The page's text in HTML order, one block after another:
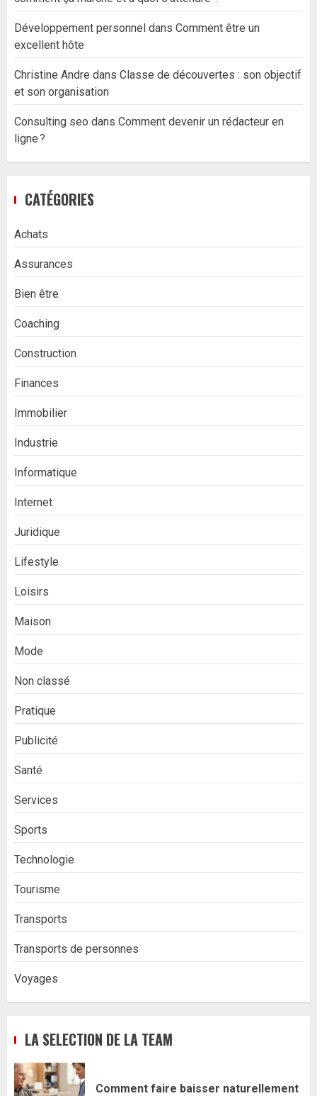
Développement personnel dans Comment être un
excellent hôte
Christine Andre dans Classe de découvertes : son objectif
et son organisation
Consulting seo dans Comment devenir un rédacteur en
ligne ?
CATÉGORIES
Achats
Assurances
Bien être
Coaching
Construction
Finances
Immobilier
Industrie
Informatique
Internet
Juridique
Lifestyle
Loisirs
Maison
Mode
Non classé
Pratique
Publicité
Santé
Services
Sports
Technologie
Tourisme
Transports
Transports de personnes
Voyages
LA SELECTION DE LA TEAM
Comment faire baisser naturellement